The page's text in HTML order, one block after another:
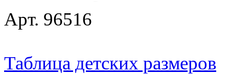
Арт. 96516
Таблица детских размеров